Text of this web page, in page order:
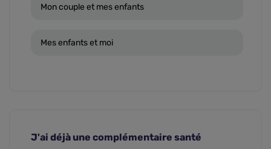
Mon couple et mes enfants
Mes enfants et moi
J'ai déjà une complémentaire santé